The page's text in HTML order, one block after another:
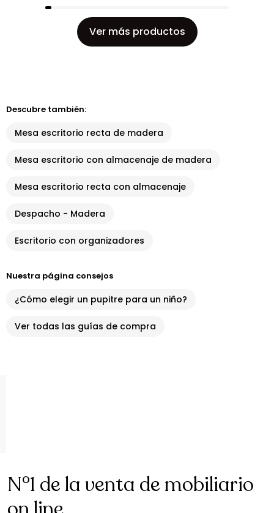
Ver más productos
Descubre también:
Mesa escritorio recta de madera
Mesa escritorio con almacenaje de madera
Mesa escritorio recta con almacenaje
Despacho - Madera
Escritorio con organizadores
Nuestra página consejos
¿Cómo elegir un pupitre para un niño?
Ver todas las guías de compra
N°1 de la venta de mobiliario